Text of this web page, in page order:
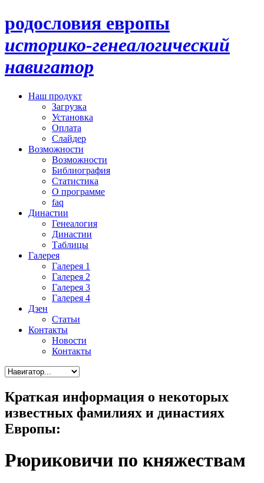
родословия европы
историко-генеалогический
навигатор
Наш продукт
Загрузка
Установка
Оплата
Слайдер
Возможности
Возможности
Библиография
Статистика
О программе
faq
Династии
Генеалогия
Династии
Таблицы
Галерея
Галерея 1
Галерея 2
Галерея 3
Галерея 4
Дзен
Статьи
Контакты
Новости
Контакты
Краткая информация о некоторых
известных фамилиях и династиях
Европы:
Рюриковичи по княжествам